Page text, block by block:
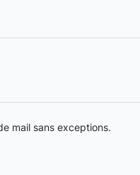
mail sans exceptions.